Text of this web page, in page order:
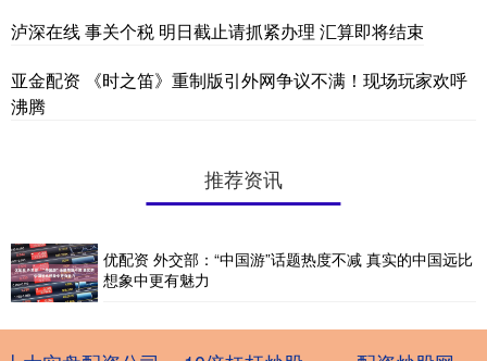
泸深在线 事关个税 明日截止请抓紧办理 汇算即将结束
亚金配资 《时之笛》重制版引外网争议不满！现场玩家欢呼
沸腾
推荐资讯
优配资 外交部：“中国游”话题热度不减 真实的中国远比
想象中更有魅力